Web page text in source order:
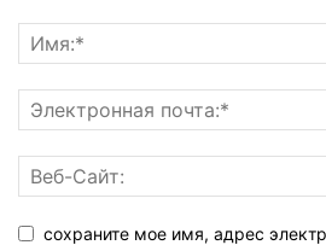
сохраните мое имя, адрес